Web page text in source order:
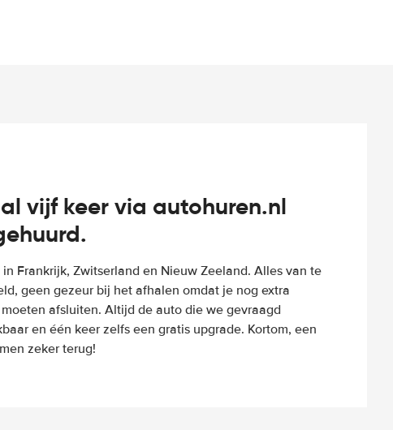
vijf keer via autohuren.nl
Frankrijk, Zwitserland en Nieuw Zeeland. Alles van te
geen gezeur bij het afhalen omdat je nog extra
afsluiten. Altijd de auto die we gevraagd
en één keer zelfs een gratis upgrade. Kortom, een
zeker terug!